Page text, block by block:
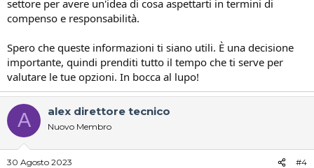
settore per avere un'idea di cosa aspettarti in termini di
compenso e responsabilità.
Spero che queste informazioni ti siano utili. È una decisione
importante, quindi prenditi tutto il tempo che ti serve per
valutare le tue opzioni. In bocca al lupo!
A alex direttore tecnico
Nuovo Membro
30 Agosto 2023 #4